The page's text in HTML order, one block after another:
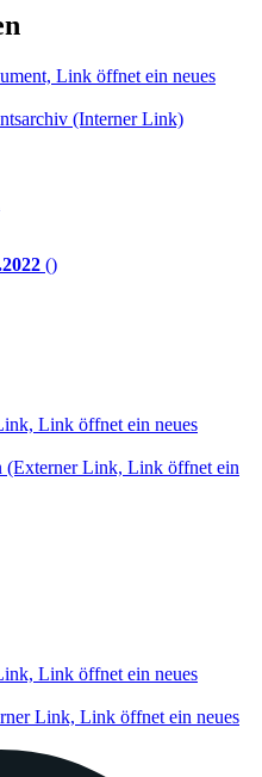
Link öffnet ein neues
(Interner Link)
()
Link öffnet ein neues
(Externer Link, Link öffnet ein
Link öffnet ein neues
Link, Link öffnet ein neues